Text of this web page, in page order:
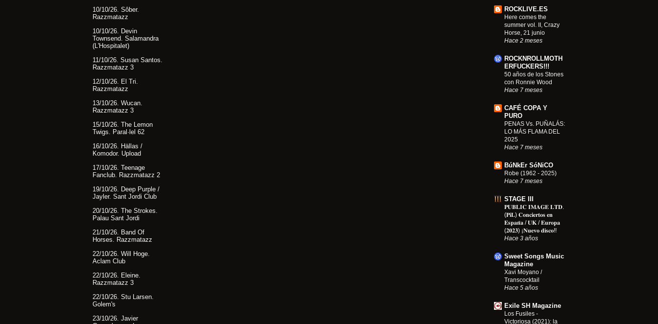
10/10/26. Sôber.
Razzmatazz
10/10/26. Devin
Townsend. Salamandra
(L'Hospitalet)
11/10/26. Susan Santos.
Razzmatazz 3
12/10/26. El Tri.
Razzmatazz
13/10/26. Wucan.
Razzmatazz 3
15/10/26. The Lemon
Twigs. Paral·lel 62
16/10/26. Hällas /
Komodor. Upload
17/10/26. Teenage
Fanclub. Razzmatazz 2
19/10/26. Deep Purple /
Jayler. Sant Jordi Club
20/10/26. The Strokes.
Palau Sant Jordi
21/10/26. Band Of
Horses. Razzmatazz
22/10/26. Will Hoge.
Aclam Club
22/10/26. Eleine.
Razzmatazz 3
22/10/26. Stu Larsen.
Golem's
23/10/26. Javier
ROCKLIVE.ES
Here comes the
summer vol. II, Crazy
Horse, 21 junio
Hace 2 meses
ROCKNROLLMOTH
ERFUCKERS!!!
50 años de los Stones
con Ronnie Wood
Hace 7 meses
CAFÉ COPA Y
PURO
PENAS Vs. PUÑALÁS:
LO MÁS FLAMA DEL
2025
Hace 7 meses
BúNkEr SóNiCO
Robe (1962 - 2025)
Hace 7 meses
STAGE III
𝐏𝐔𝐁𝐋𝐈𝐂 𝐈𝐌𝐀𝐆𝐄 𝐋𝐓𝐃.
(𝐏𝐢𝐋) 𝐂𝐨𝐧𝐜𝐢𝐞𝐫𝐭𝐨𝐬 𝐞𝐧
𝐄𝐬𝐩𝐚𝐧̃𝐚 / 𝐔𝐊 / 𝐄𝐮𝐫𝐨𝐩𝐚
(𝟐𝟎𝟐𝟑) ¡𝐍𝐮𝐞𝐯𝐨 𝐝𝐢𝐬𝐜𝐨!!
Hace 3 años
Sweet Songs Music
Magazine
Xavi Moyano /
Transcocktail
Hace 5 años
Exile SH Magazine
Los Fusiles -
Victoriosa (2021): la